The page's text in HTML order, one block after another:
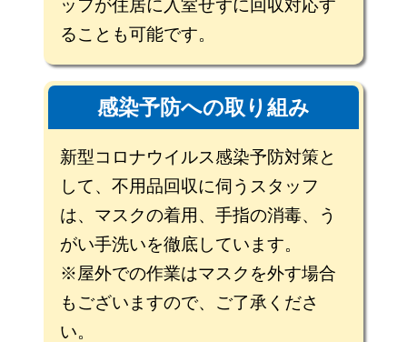
ッフが住居に入室せずに回収対応す
ることも可能です。
感染予防への取り組み
新型コロナウイルス感染予防対策と
して、不用品回収に伺うスタッフ
は、マスクの着用、手指の消毒、う
がい手洗いを徹底しています。
※屋外での作業はマスクを外す場合
もございますので、ご了承くださ
い。